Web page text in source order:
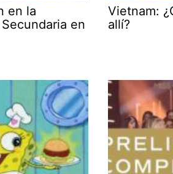
en la
en
Vietnam:
allí?